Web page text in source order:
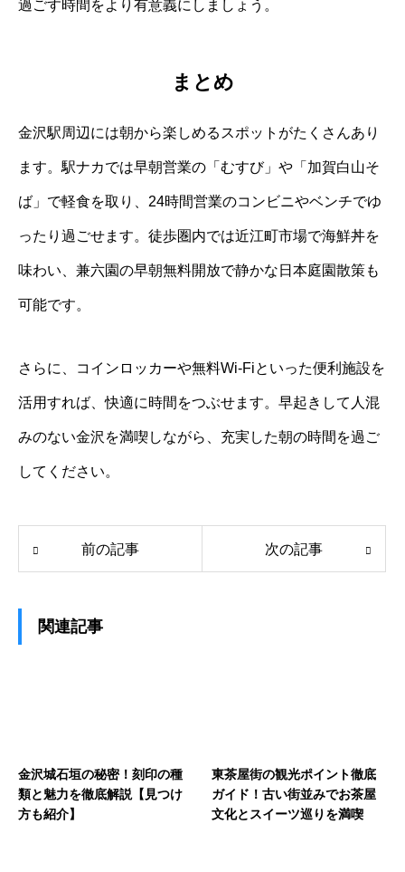
過ごす時間をより有意義にしましょう。
まとめ
金沢駅周辺には朝から楽しめるスポットがたくさんあり
ます。駅ナカでは早朝営業の「むすび」や「加賀白山そ
ば」で軽食を取り、24時間営業のコンビニやベンチでゆ
ったり過ごせます。徒歩圏内では近江町市場で海鮮丼を
味わい、兼六園の早朝無料開放で静かな日本庭園散策も
可能です。
さらに、コインロッカーや無料Wi-Fiといった便利施設を
活用すれば、快適に時間をつぶせます。早起きして人混
みのない金沢を満喫しながら、充実した朝の時間を過ご
してください。
前の記事 次の記事
関連記事
金沢城石垣の秘密！刻印の種
類と魅力を徹底解説【見つけ
方も紹介】
東茶屋街の観光ポイント徹底
ガイド！古い街並みでお茶屋
文化とスイーツ巡りを満喫